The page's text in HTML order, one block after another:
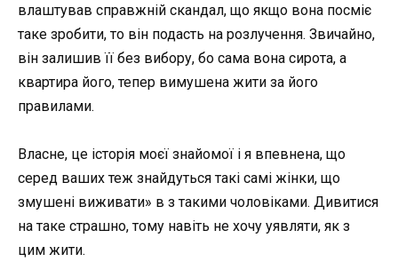
влаштував справжній скандал, що якщо вона посміє
таке зробити, то він подасть на розлучення. Звичайно,
він залишив її без вибору, бо сама вона сирота, а
квартира його, тепер вимушена жити за його
правилами.
Власне, це історія моєї знайомої і я впевнена, що
серед ваших теж знайдуться такі самі жінки, що
змушені виживати» в з такими чоловіками. Дивитися
на таке страшно, тому навіть не хочу уявляти, як з
цим жити.